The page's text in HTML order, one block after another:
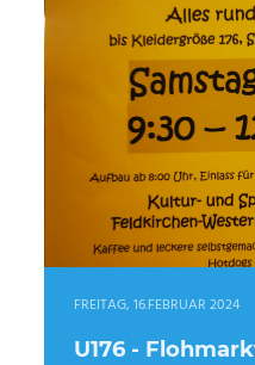
FREITAG, 16.FEBRUAR 2024
U176 -